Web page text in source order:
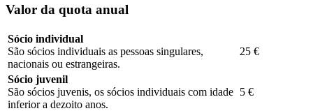
Valor da quota anual
Sócio individual
São sócios individuais as pessoas singulares,
nacionais ou estrangeiras.
25 €
Sócio juvenil
São sócios juvenis, os sócios individuais com idade
inferior a dezoito anos.
5 €